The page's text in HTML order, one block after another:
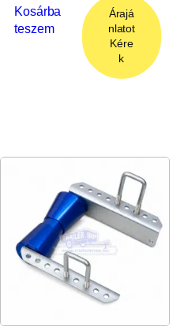
Kosárba
teszem
Árajá
nlatot
Kére
k